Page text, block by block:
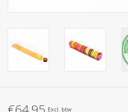
Excl. btw